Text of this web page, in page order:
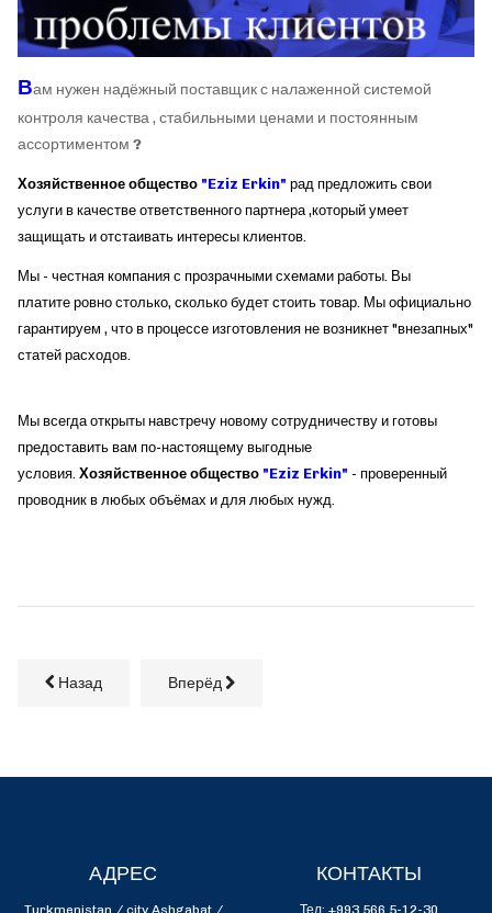
Вам нужен надёжный поставщик с налаженной системой
контроля качества , стабильными ценами и постоянным
ассортиментом ?
Хозяйственное общество "Eziz Erkin" рад предложить свои
услуги в качестве ответственного партнера ,который умеет
защищать и отстаивать интересы клиентов.
Мы - честная компания с прозрачными схемами работы. Вы
платите ровно столько, сколько будет стоить товар. Мы официально
гарантируем , что в процессе изготовления не возникнет "внезапных"
статей расходов.
Мы всегда открыты навстречу новому сотрудничеству и готовы
предоставить вам по-настоящему выгодные
условия. Хозяйственное общество "Eziz Erkin" - проверенный
проводник в любых объёмах и для любых нужд.
Назад Вперёд
АДРЕС
Turkmenistan / city Ashgabat /
КОНТАКТЫ
Тел: +993 566 5-12-30